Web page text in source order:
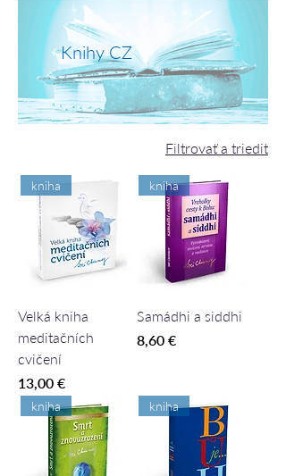
Knihy CZ
Filtrovať a triediť
kniha
Velká kniha
meditačních
cvičení
Cena
13,00 €
kniha
Samádhi a siddhi
Cena
8,60 €
kniha kniha